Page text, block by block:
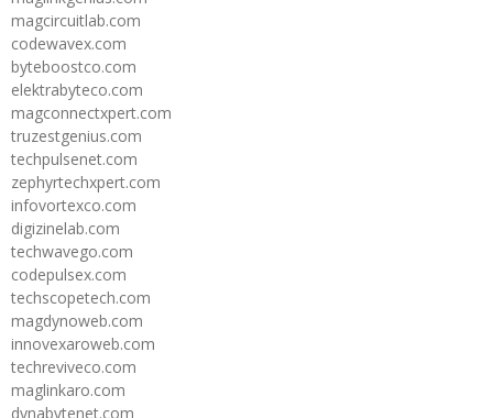
magcircuitlab.com
codewavex.com
byteboostco.com
elektrabyteco.com
magconnectxpert.com
truzestgenius.com
techpulsenet.com
zephyrtechxpert.com
infovortexco.com
digizinelab.com
techwavego.com
codepulsex.com
techscopetech.com
magdynoweb.com
innovexaroweb.com
techreviveco.com
maglinkaro.com
dynabytenet.com